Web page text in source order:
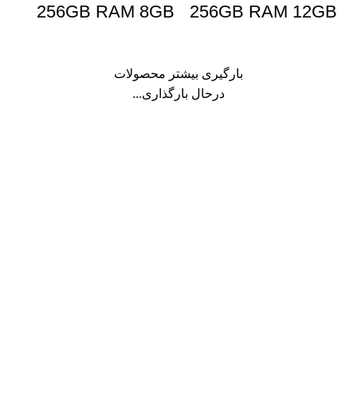
256GB RAM 12GB
256GB RAM 8GB
بارگیری بیشتر محصولات
درحال بارگذاری...